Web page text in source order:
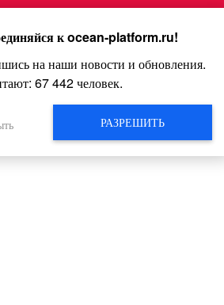
весело!
новая тайна метро.
на всех станциях!
кocean-platform.ru!
на наши новости и обновления.
67 442человек.
РАЗРЕШИТЬ